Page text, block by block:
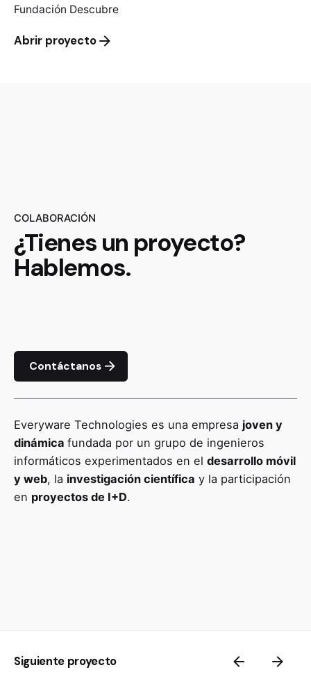
Fundación Descubre
Abrir proyecto
COLABORACIÓN
¿Tienes un proyecto?
Hablemos.
Contáctanos
Everyware Technologies es una empresa joven y
dinámica fundada por un grupo de ingenieros
informáticos experimentados en el desarrollo móvil
y web, la investigación científica y la participación
en proyectos de I+D.
Siguiente proyecto